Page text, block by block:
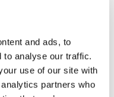
and ads, to
to analyse our traffic.
use of our site with
partners who
de una encuesta en
(quienes,
o ser
en un conjunto
una tabla donde